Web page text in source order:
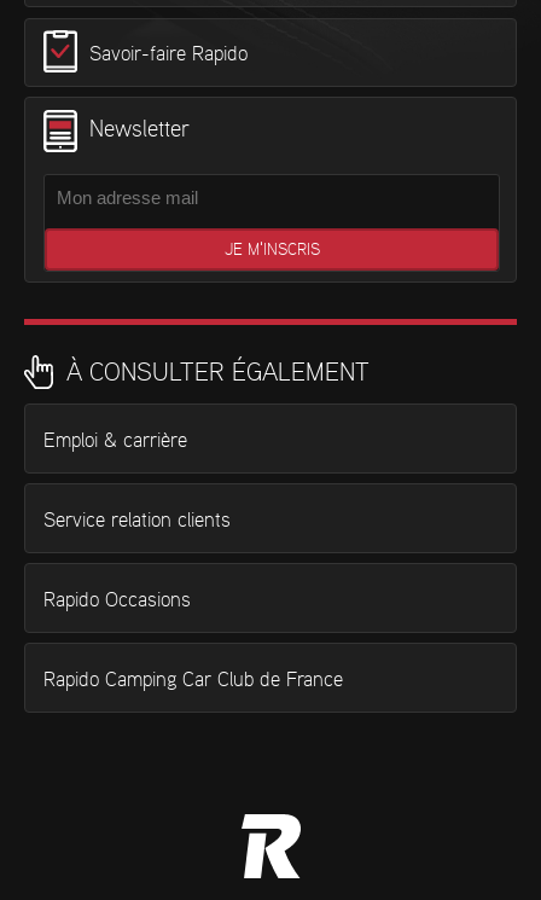
Savoir-faire Rapido
Newsletter
À CONSULTER ÉGALEMENT
Emploi & carrière
Service relation clients
Rapido Occasions
Rapido Camping Car Club de France